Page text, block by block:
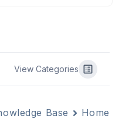
View Categories
Home
Base